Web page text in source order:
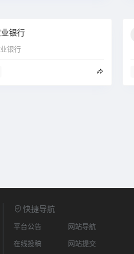
银行
银行
快捷导航
平台公告
网站导航
在线投稿
网站提交